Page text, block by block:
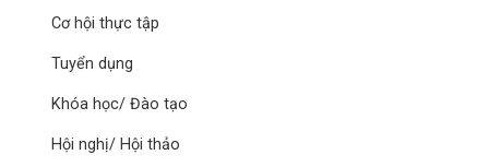
Cơ hội thực tập
Tuyển dụng
Khóa học/ Đào tạo
Hội nghị/ Hội thảo